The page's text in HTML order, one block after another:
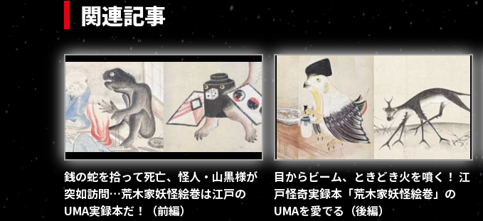
関連記事
銭の蛇を拾って死亡、怪人・山黒様が
突如訪問…荒木家妖怪絵巻は江戸の
UMA実録本だ！（前編）
目からビーム、ときどき火を噴く！ 江
戸怪奇実録本「荒木家妖怪絵巻」の
UMAを愛でる（後編）